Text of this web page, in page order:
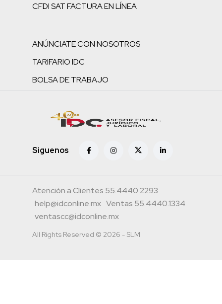
CFDI SAT FACTURA EN LÍNEA
ANÚNCIATE CON NOSOTROS
TARIFARIO IDC
BOLSA DE TRABAJO
Siguenos
Atención a Clientes 55.4440.2293
help@idconline.mx Ventas 55.4440.1334
ventascc@idconline.mx
All Rights Reserved © 2026 - SLM